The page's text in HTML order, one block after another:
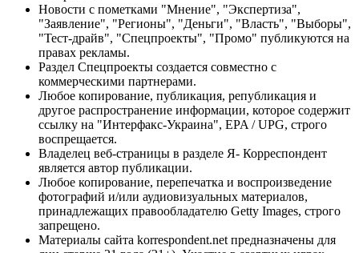
Новости с пометками "Мнение", "Экспертиза",
"Заявление", "Регионы", "Деньги", "Власть", "Выборы",
"Тест-драйв", "Спецпроекты", "Промо" публикуются на
правах рекламы.
Раздел Спецпроекты создается совместно с
коммерческими партнерами.
Любое копирование, публикация, републикация и
другое распространение информации, которое содержит
ссылку на "Интерфакс-Украина", EPA / UPG, строго
воспрещается.
Владелец веб-страницы в разделе Я- Корреспондент
является автор публикации.
Любое копирование, перепечатка и воспроизведение
фотографий и/или аудиовизуальных материалов,
принадлежащих правообладателю Getty Images, строго
запрещено.
Материалы сайта korrespondent.net предназначены для